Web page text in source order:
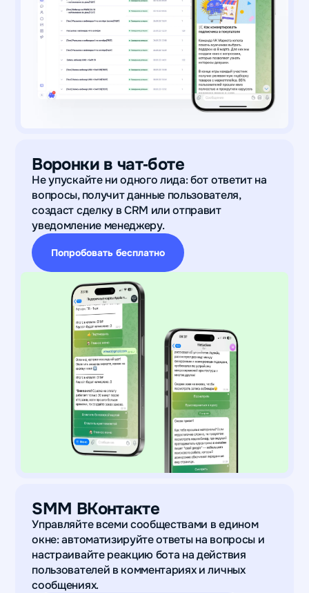
Воронки в чат‑боте
Не упускайте ни одного лида: бот ответит на
вопросы, получит данные пользователя,
создаст сделку в CRM или отправит
уведомление менеджеру.
Попробовать бесплатно
SMM ВКонтакте
Управляйте всеми сообществами в едином
окне: автоматизируйте ответы на вопросы и
настраивайте реакцию бота на действия
пользователей в комментариях и личных
сообщениях.